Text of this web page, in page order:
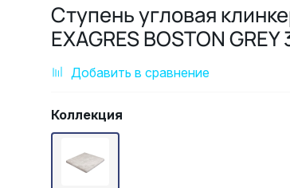
Ступень угловая
EXAGRES BOSTON
Добавить в сравнение
Коллекция